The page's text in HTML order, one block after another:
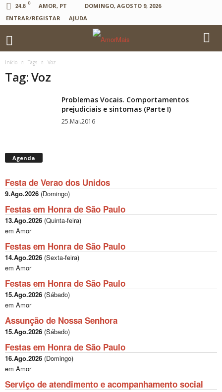
24.8 C AMOR, PT
DOMINGO, AGOSTO 9, 2026
ENTRAR/REGISTAR
AJUDA
Início Tags Voz
Tag: Voz
Problemas Vocais. Comportamentos
prejudiciais e sintomas (Parte I)
25.Mai.2016
Agenda
Festa de Verao dos Unidos
9.Ago.2026 (Domingo)
Festas em Honra de São Paulo
13.Ago.2026 (Quinta-feira)
em Amor
Festas em Honra de São Paulo
14.Ago.2026 (Sexta-feira)
em Amor
Festas em Honra de São Paulo
15.Ago.2026 (Sábado)
em Amor
Assunção de Nossa Senhora
15.Ago.2026 (Sábado)
Festas em Honra de São Paulo
16.Ago.2026 (Domingo)
em Amor
Serviço de atendimento e acompanhamento social